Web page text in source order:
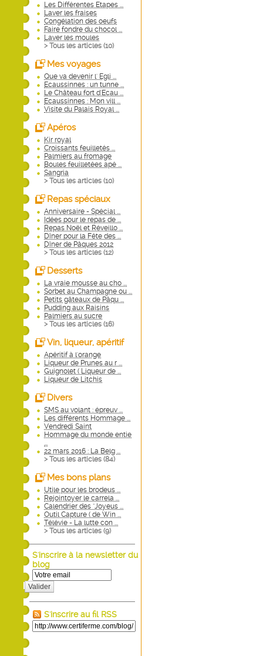
Les Différentes Etapes ...
Laver les fraises
Congélation des oeufs
Faire fondre du chocol ...
Laver les moules
> Tous les articles (10)
Mes voyages
Que va devenir l' Egli ...
Ecaussinnes : un tunne ...
Le Château fort d'Ecau ...
Ecaussinnes : Mon vill ...
Visite du Palais Royal ...
Apéros
Kir royal
Croissants feuilletés ...
Palmiers au fromage
Boules feuilletées apé ...
Sangria
> Tous les articles (10)
Repas spéciaux
Anniversaire - Spécial ...
Idées pour le repas de ...
Repas Noël et Réveillo ...
Dîner pour la Fête des ...
Dîner de Pâques 2012
> Tous les articles (12)
Desserts
La vraie mousse au cho ...
Sorbet au Champagne ou ...
Petits gâteaux de Pâqu ...
Pudding aux Raisins
Palmiers au sucre
> Tous les articles (16)
Vin, liqueur, apéritif
Apéritif à l'orange
Liqueur de Prunes au r ...
Guignolet ( Liqueur de ...
Liqueur de Litchis
Divers
SMS au volant : épreuv ...
Les différents Hommage ...
Vendredi Saint
Hommage du monde entie
...
22 mars 2016 : La Belg ...
> Tous les articles (84)
Mes bons plans
Utile pour les brodeus ...
Rejointoyer le carrela ...
Calendrier des "Joyeus ...
Outil Capture ( de Win ...
Télévie - La lutte con ...
> Tous les articles (9)
S'inscrire à la newsletter du
blog
Valider
S'inscrire au fil RSS